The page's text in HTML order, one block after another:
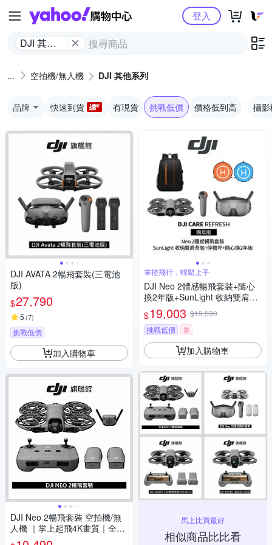
Yahoo購物中心
DJI 其他
登入
空拍機/無人機 DJI 其他系列
品牌 快速到貨 有現貨 挑戰低價 價格低到高 攝
DJI AVATA 2暢飛套裝(三電池
版)
$27,790
5 (7)
挑戰低價
加入購物車
DJI Neo 2暢飛套裝 空拍機/無
人機 ｜掌上起飛4K畫質｜全向
避障最安心
掌控飛行，輕鬆上手
DJI Neo 2體感暢飛套裝+隨心
換2年版+SunLight 收納雙肩背
包+SunLight PK-075 停機坪
(聯強公司貨)
$19,003 $19,590
挑戰低價
券
加入購物車
馬上比買最好
相似商品比比看